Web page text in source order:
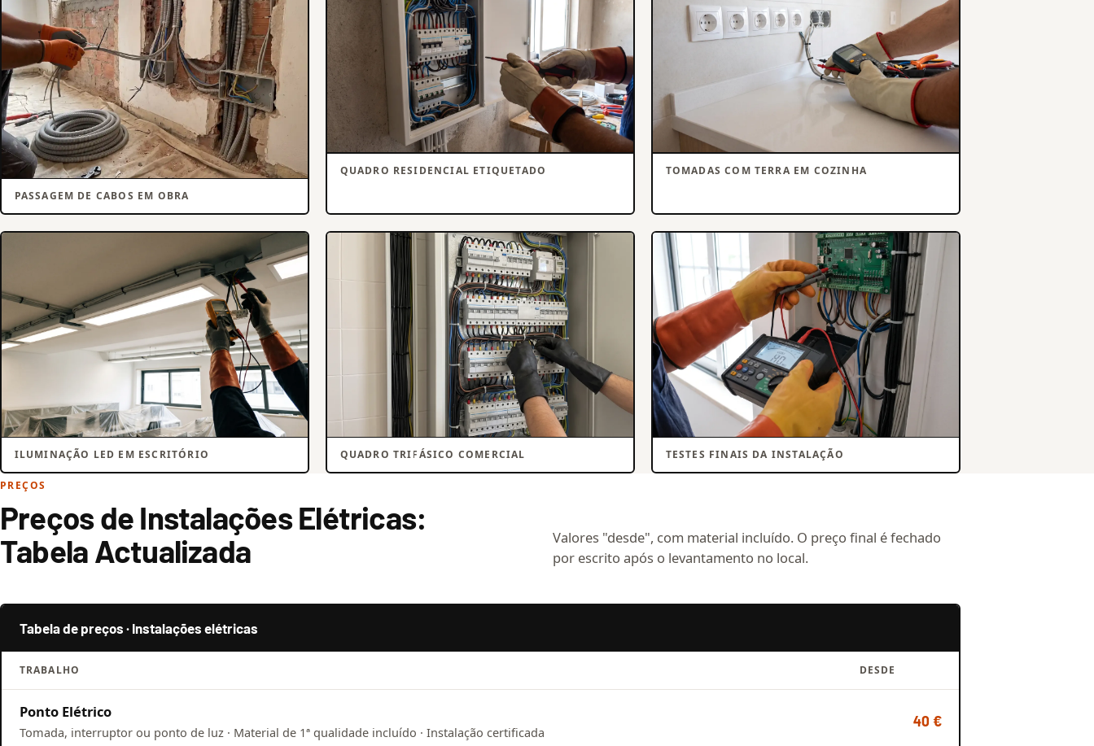
PASSAGEM DE CABOS EM OBRA
QUADRO RESIDENCIAL ETIQUETADO TOMADAS COM TERRA EM COZINHA
ILUMINAÇÃO LED EM ESCRITÓRIO QUADRO TRIFÁSICO COMERCIAL TESTES FINAIS DA INSTALAÇÃO
PREÇOS
Preços de Instalações Elétricas:
Tabela Actualizada
Valores "desde", com material incluído. O preço final é fechado
por escrito após o levantamento no local.
Tabela de preços · Instalações elétricas
TRABALHO DESDE
Ponto Elétrico
Tomada, interruptor ou ponto de luz · Material de 1ª qualidade incluído · Instalação certificada
40 €